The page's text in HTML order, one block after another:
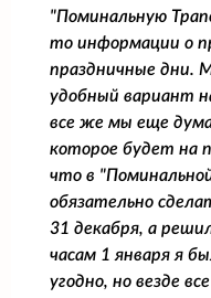
"Поминальную
то информации о
праздничные дни.
удобный вариант
все же мы еще
которое будет на
что в
обязательно
31 декабря, а
часам 1 января я
угодно, но везде